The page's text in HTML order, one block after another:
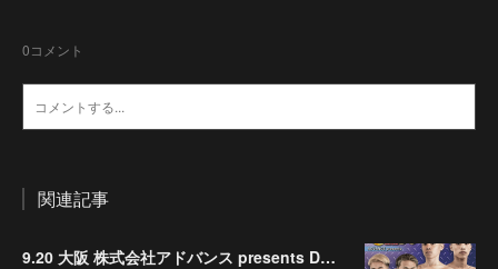
0コメント
関連記事
9.20 大阪 株式会社アドバンス presents DEEP☆KICK 79･80 7月の準決勝を勝ち抜いた6名による-53kg･-65kg･QUEEN-46kgと3つの王座決定戦の開催が決定！